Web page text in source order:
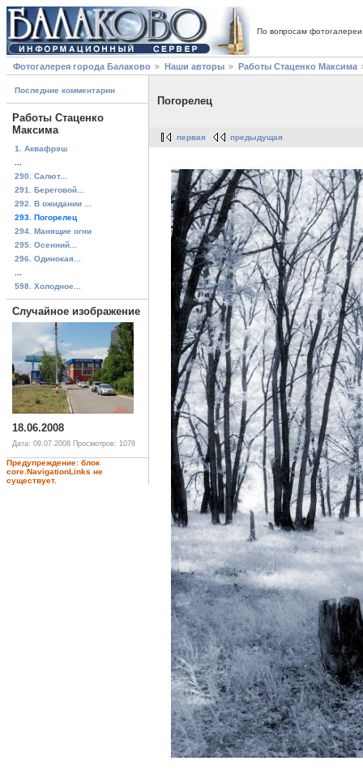
По вопросам
Фотогалерея города Балаково Наши авторы Работы Стаценко Максима
Последние комментарии
Работы Стаценко
Максима
1. Аквафрэш
290. Салют...
291. Береговой...
292. В ожидании ...
293. Погорелец
294. Манящие огни
295. Осенний...
296. Одинокая...
598. Холодное...
Случайное изображение
18.06.2008
Дата: 09.07.2008 Просмотров: 1078
Предупреждение: блок
core.NavigationLinks не
существует.
Погорелец
первая предыдущая